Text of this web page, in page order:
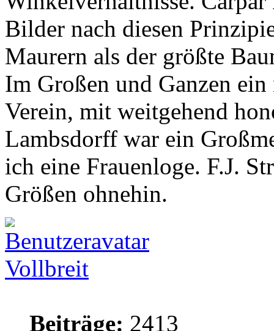
Bilder nach diesen
Maurern als der größte
Im Großen und Ganzen
Verein, mit weitgehend
Lambsdorff war ein
ich eine Frauenloge. F.J.
Größen ohnehin.
Vollbreit
Beiträge: 2413